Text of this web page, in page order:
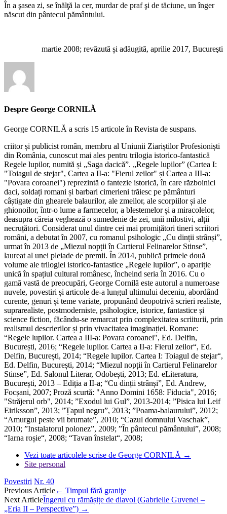
În a şasea zi, se înălţă la cer, murdar de praf şi de tăciune, un înger
născut din pântecul pământului.
martie 2008; revăzută și adăugită, aprilie 2017, Bucureşti
Despre George CORNILĂ
George CORNILĂ a scris 15 articole în Revista de suspans.
criitor și publicist român, membru al Uniunii Ziariștilor Profesioniști
din România, cunoscut mai ales pentru trilogia istorico-fantastică
Regele lupilor, numită și „Saga dacică”. „Regele lupilor” (Cartea I:
"Toiagul de stejar", Cartea a II-a: "Fierul zeilor" și Cartea a III-a:
"Povara coroanei") reprezintă o fantezie istorică, în care războinici
daci, soldați romani și barbari cimerieni trăiesc pe pământuri
câștigate din ghearele balaurilor, ale zmeilor, ale scorpiilor și ale
ghionoilor, într-o lume a farmecelor, a blestemelor și a miracolelor,
deasupra căreia veghează o sumedenie de zei, unii milostivi, alții
necruțători. Considerat unul dintre cei mai promițători tineri scriitori
români, a debutat în 2007, cu romanul psihologic „Cu dinții strânși”,
urmat în 2013 de „Miezul nopții în Cartierul Felinarelor Stinse”,
laureat al unei pleiade de premii. În 2014, publică primele două
volume ale trilogiei istorico-fantastice „Regele lupilor”, o apariție
unică în spațiul cultural românesc, încheind seria în 2016. Cu o
gamă vastă de preocupări, George Cornilă este autorul a numeroase
nuvele, povestiri și articole de-a lungul ultimului deceniu, abordând
curente, genuri și teme variate, propunând deopotrivă scrieri realiste,
suprarealiste, postmoderniste, psihologice, istorice, fantastice și
science fiction, făcându-se remarcat prin complexitatea scriiturii, prin
realismul descrierilor și prin vivacitatea imaginației. Romane:
“Regele lupilor. Cartea a III-a: Povara coroanei", Ed. Delfin,
București, 2016; “Regele lupilor. Cartea a II-a: Fierul zeilor“, Ed.
Delfin, București, 2014; “Regele lupilor. Cartea I: Toiagul de stejar“,
Ed. Delfin, București, 2014; “Miezul nopții în Cartierul Felinarelor
Stinse”, Ed. Salonul Literar, Odobești, 2013; Ed. eLiteratura,
București, 2013 – Ediția a II-a; “Cu dinții strânși”, Ed. Andrew,
Focșani, 2007; Proză scurtă: "Anno Domini 1658: Fiducia", 2016;
"Străjerul orb", 2014; ”Exodul lui Gul”, 2013-2014; ”Pisica lui Leif
Eiriksson”, 2013; ”Țapul negru”, 2013; ”Poama-balaurului”, 2012;
“Amurgul peste vii brumate”, 2010; “Cazul domnului Vaschak”,
2010; ”Instalatorul polonez”, 2009; ”În pântecul pământului”, 2008;
“Iarna roșie“, 2008; “Tavan înstelat“, 2008;
Vezi toate articolele scrise de George CORNILĂ →
Site personal
Povestiri Nr. 40
Post
navigation
Previous Article← Timpul fără graniţe
Next ArticleÎngerul cu rămășițe de diavol (Gabrielle Guvenel –
„Eria II – Perspective”) →